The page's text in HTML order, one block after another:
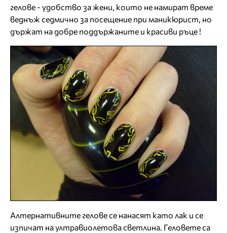
гелове - удобство за жени, които не намират време
веднъж седмично за посещение при маникюрист, но
държат на добре поддържаните и красиви ръце !
Алтернативните гелове се нанасят като лак и се
изпичат на ултравиолетова светлина. Геловете са